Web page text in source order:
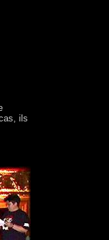
ils